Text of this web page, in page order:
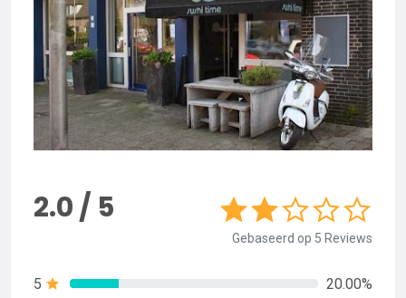
2.0 / 5
Gebaseerd op 5 Reviews
5
20.00%